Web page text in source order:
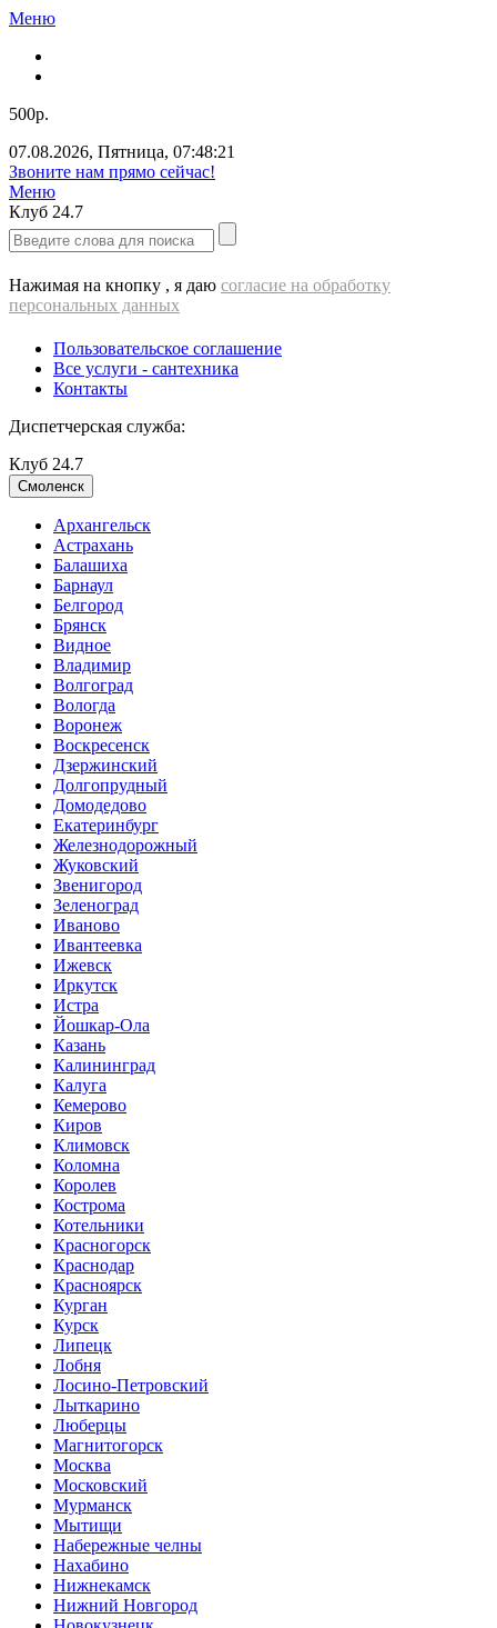
Меню
500р.
07.08.2026, Пятница, 07:48:22
ВЫЕЗД cантехника - 500 РУБЛЕЙ!!!
Меню
Клуб 24.7
Нажимая на кнопку , я даю согласие на обработку
персональных данных
Пользовательское соглашение
Все услуги - cантехника
Контакты
Диспетчерская служба:
Клуб 24.7
Смоленск
Архангельск
Астрахань
Балашиха
Барнаул
Белгород
Брянск
Видное
Владимир
Волгоград
Вологда
Воронеж
Воскресенск
Дзержинский
Долгопрудный
Домодедово
Екатеринбург
Железнодорожный
Жуковский
Звенигород
Зеленоград
Иваново
Ивантеевка
Ижевск
Иркутск
Истра
Йошкар-Ола
Казань
Калининград
Калуга
Кемерово
Киров
Климовск
Коломна
Королев
Кострома
Котельники
Красногорск
Краснодар
Красноярск
Курган
Курск
Липецк
Лобня
Лосино-Петровский
Лыткарино
Люберцы
Магнитогорск
Москва
Московский
Мурманск
Мытищи
Набережные челны
Нахабино
Нижнекамск
Нижний Новгород